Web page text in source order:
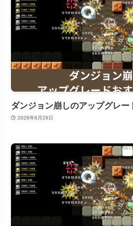
ダンジョン崩しのアップグレー
2026年6月29日